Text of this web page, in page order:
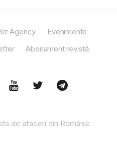
Agency
Evenimente
Abonament revistă
de afaceri din România